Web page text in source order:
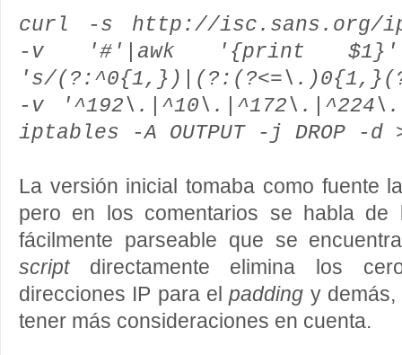
curl -s http://isc.sans.org/
-v '#'|awk '{print
's/
-v
iptables -A OUTPUT -j DROP -d
La versión inicial tomaba como fuente
pero en los comentarios se habla de
fácilmente parseable que se
scriptdirectamente elimina los
direcciones IP para elpadding y
tener más consideraciones en cuenta.